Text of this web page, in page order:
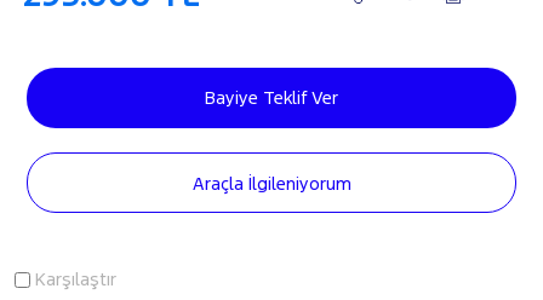
Bayiye Teklif Ver
Araçla İlgileniyorum
Karşılaştır